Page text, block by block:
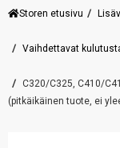
Storen etusivu
Vaihdettavat
C320/C325, C410/
(pitkäikäinen tuote, ei